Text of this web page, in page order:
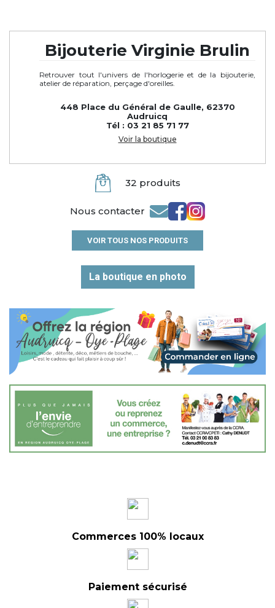
Bijouterie Virginie Brulin
Retrouver tout l'univers de l'horlogerie et de la bijouterie,
atelier de réparation, perçage d'oreilles.
448 Place du Général de Gaulle, 62370
Audruicq
Tél : 03 21 85 71 77
Voir la boutique
32 produits
Nous contacter
VOIR TOUS NOS PRODUITS
La boutique en photo
Commerces 100% locaux
Paiement sécurisé